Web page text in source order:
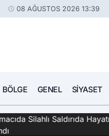
08 AĞUSTOS 2026 13:39
BÖLGE GENEL SIYASET
Silahlı Saldırıda